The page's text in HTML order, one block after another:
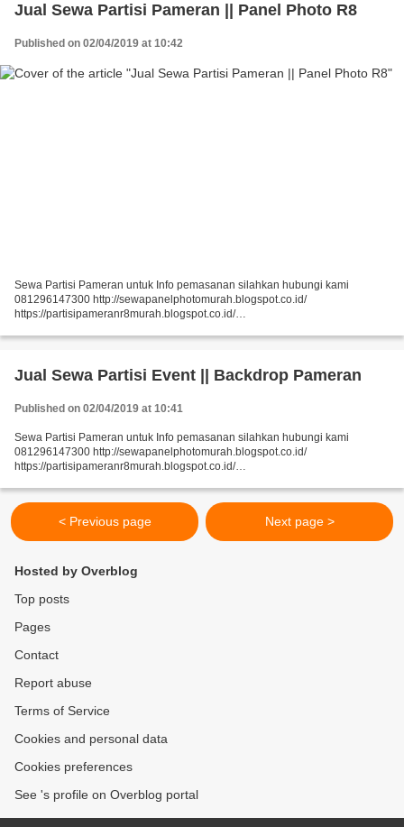
Jual Sewa Partisi Pameran || Panel Photo R8
Published on 02/04/2019 at 10:42
Sewa Partisi Pameran untuk Info pemasanan silahkan hubungi kami
081296147300 http://sewapanelphotomurah.blogspot.co.id/
https://partisipameranr8murah.blogspot.co.id/
https://sewapartisir8murah.blogspot.co.id/...
Jual Sewa Partisi Event || Backdrop Pameran
Published on 02/04/2019 at 10:41
Sewa Partisi Pameran untuk Info pemasanan silahkan hubungi kami
081296147300 http://sewapanelphotomurah.blogspot.co.id/
https://partisipameranr8murah.blogspot.co.id/
https://sewapartisir8murah.blogspot.co.id/...
< Previous page Next page >
Hosted by Overblog
Top posts
Pages
Contact
Report abuse
Terms of Service
Cookies and personal data
Cookies preferences
See 's profile on Overblog portal